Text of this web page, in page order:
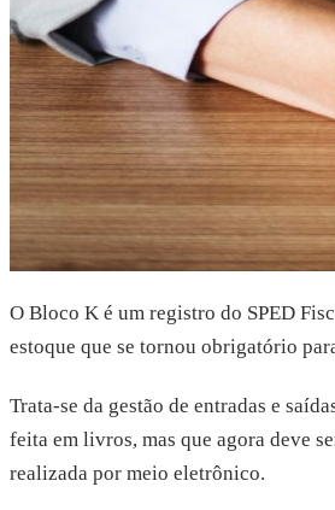
O Bloco K é um registro do SPED
estoque que se tornou obrigatório
Trata-se da gestão de entradas e
feita em livros, mas que agora deve
realizada por meio eletrônico.